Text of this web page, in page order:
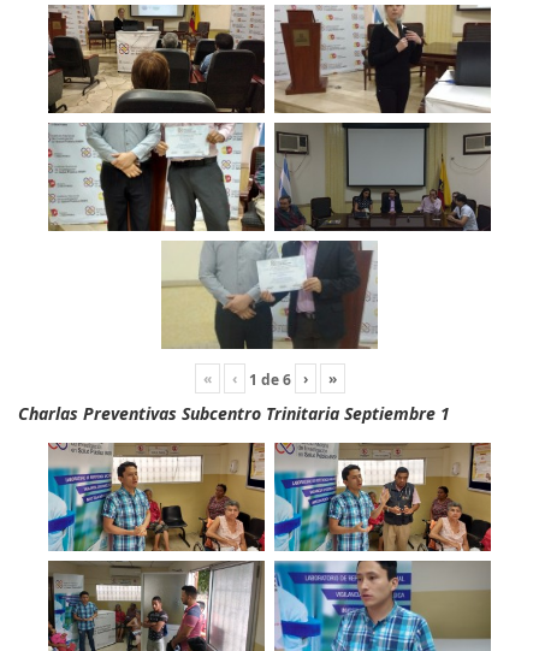
« ‹ 1 de6 › »
Charlas Preventivas Subcentro Trinitaria Septiembre 1